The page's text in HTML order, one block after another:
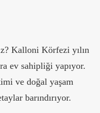
Kalloni Körfezi yılın
ev sahipliği yapıyor.
ve doğal yaşam
barındırıyor.